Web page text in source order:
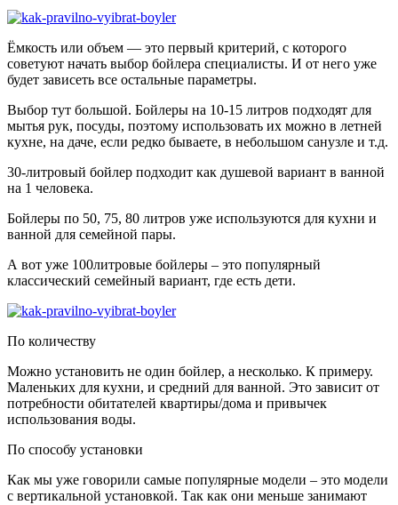
Ёмкость или объем — это первый критерий, с которого
советуют начать выбор бойлера специалисты. И от него уже
будет зависеть все остальные параметры.
Выбор тут большой. Бойлеры на 10-15 литров подходят для
мытья рук, посуды, поэтому использовать их можно в летней
кухне, на даче, если редко бываете, в небольшом санузле и т.д.
30-литровый бойлер подходит как душевой вариант в ванной
на 1 человека.
Бойлеры по 50, 75, 80 литров уже используются для кухни и
ванной для семейной пары.
А вот уже 100литровые бойлеры – это популярный
классический семейный вариант, где есть дети.
По количеству
Можно установить не один бойлер, а несколько. К примеру.
Маленьких для кухни, и средний для ванной. Это зависит от
потребности обитателей квартиры/дома и привычек
использования воды.
По способу установки
Как мы уже говорили самые популярные модели – это модели
с вертикальной установкой. Так как они меньше занимают